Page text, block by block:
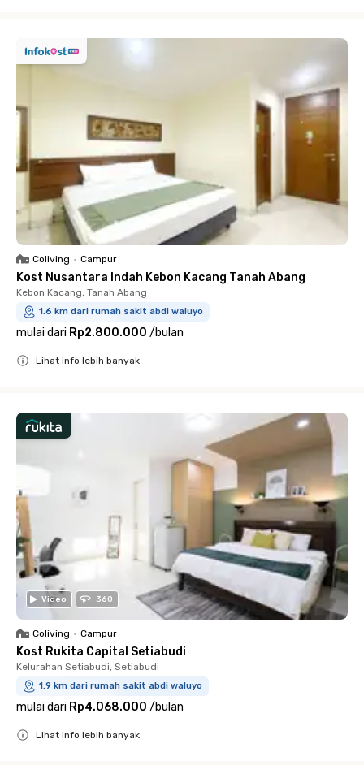
Coliving • Campur
Kost Nusantara Indah Kebon Kacang Tanah Abang
Kebon Kacang, Tanah Abang
1.6 km dari rumah sakit abdi waluyo
mulai dari Rp2.800.000 /bulan
Lihat info lebih banyak
Video 360
Coliving • Campur
Kost Rukita Capital Setiabudi
Kelurahan Setiabudi, Setiabudi
1.9 km dari rumah sakit abdi waluyo
mulai dari Rp4.068.000 /bulan
Lihat info lebih banyak